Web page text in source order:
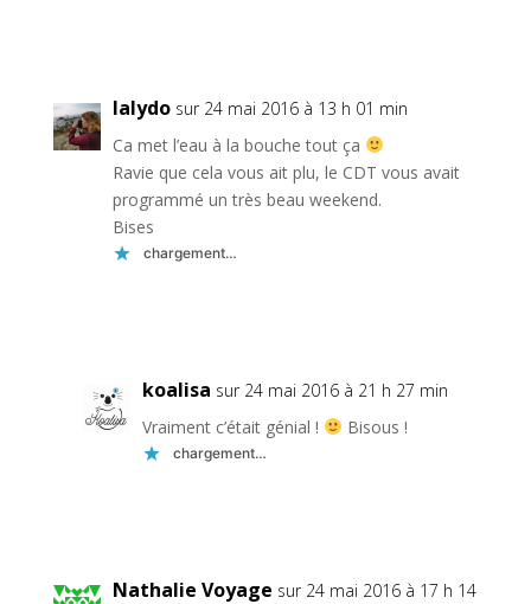
lalydo sur 24 mai 2016 à 13 h 01 min
Ca met l’eau à la bouche tout ça
Ravie que cela vous ait plu, le CDT vous avait
programmé un très beau weekend.
Bises
chargement…
koalisa sur 24 mai 2016 à 21 h 27 min
Vraiment c’était génial !
Bisous !
chargement…
Nathalie Voyage sur 24 mai 2016 à 17 h 14